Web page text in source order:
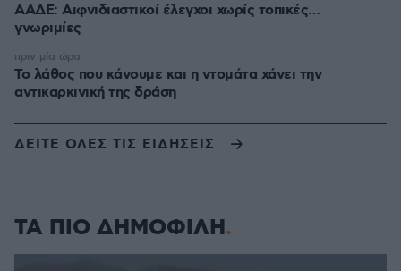
ΑΑΔΕ: Αιφνιδιαστικοί έλεγχοι χωρίς τοπικές…
γνωριμίες
Το λάθος που κάνουμε και η ντομάτα χάνει την
αντικαρκινική της δράση
πριν μία ώρα
ΔΕΙΤΕ ΟΛΕΣ ΤΙΣ ΕΙΔΗΣΕΙΣ
ΤΑ ΠΙΟ ΔΗΜΟΦΙΛΗ